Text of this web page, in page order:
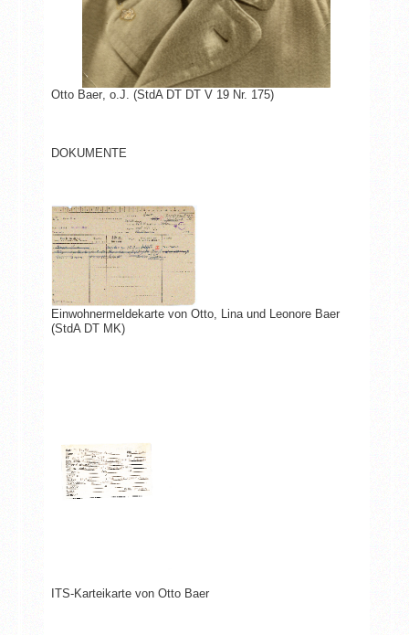
Otto Baer, o.J. (StdA DT DT V 19 Nr. 175)
DOKUMENTE
Einwohnermeldekarte von Otto, Lina und Leonore Baer
(StdA DT MK)
ITS-Karteikarte von Otto Baer